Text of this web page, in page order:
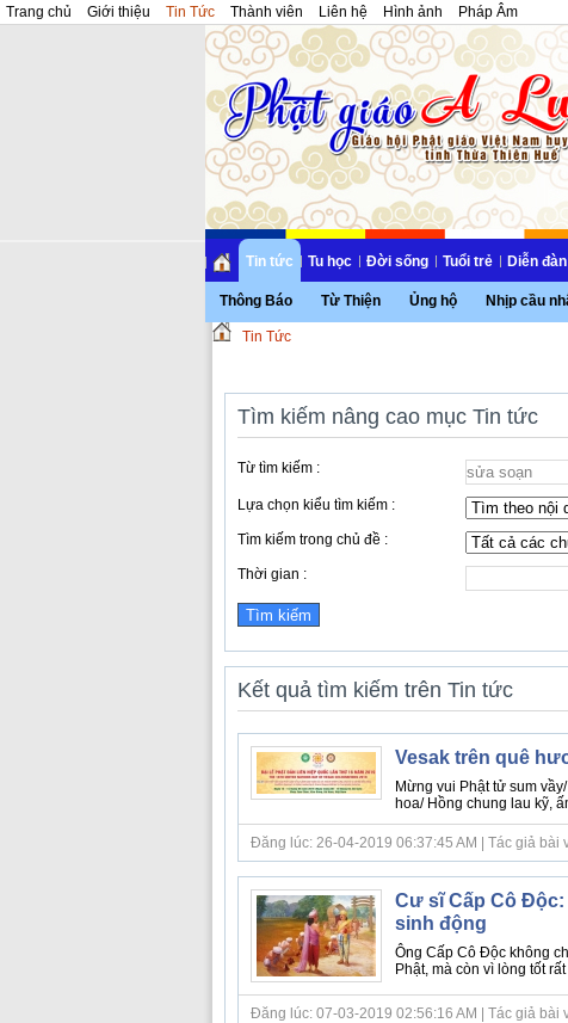
Trang chủ Giới thiệu Tin Tức Thành viên Liên hệ Hình ảnh Pháp Âm
Tin tức
Thông Báo Từ Thiện Ủng hộ Nhịp cầu
Tu học Đời sống Tuổi trẻ Diễn đàn
Tin Tức
Tìm kiếm nâng cao mục Tin tức
Từ tìm kiếm :
Lựa chọn kiểu tìm kiếm :
Tìm kiếm trong chủ đề :
Thời gian :
Kết quả tìm kiếm trên Tin tức
Vesak trên quê
Mừng vui Phật tử sum
hoa/ Hồng chung lau kỹ,
Đăng lúc: 26-04-2019 06:37:45 AM | Tác giả bài
Cư sĩ Cấp Cô
sinh động
Ông Cấp Cô Độc không
Phật, mà còn vì lòng tốt
Đăng lúc: 07-03-2019 02:56:16 AM | Tác giả bài